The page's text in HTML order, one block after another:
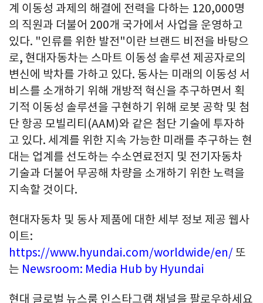
계 이동성 과제의 해결에 전력을 다하는 120,000명
의 직원과 더불어 200개 국가에서 사업을 운영하고
있다. "인류를 위한 발전"이란 브랜드 비전을 바탕으
로, 현대자동차는 스마트 이동성 솔루션 제공자로의
변신에 박차를 가하고 있다. 동사는 미래의 이동성 서
비스를 소개하기 위해 개방적 혁신을 추구하면서 획
기적 이동성 솔루션을 구현하기 위해 로봇 공학 및 첨
단 항공 모빌리티(AAM)와 같은 첨단 기술에 투자하
고 있다. 세계를 위한 지속 가능한 미래를 추구하는 현
대는 업계를 선도하는 수소연료전지 및 전기자동차
기술과 더불어 무공해 차량을 소개하기 위한 노력을
지속할 것이다.
현대자동차 및 동사 제품에 대한 세부 정보 제공 웹사
이트:
https://www.hyundai.com/worldwide/en/ 또
는 Newsroom: Media Hub by Hyundai
현대 글로벌 뉴스룸 인스타그램 채널을 팔로우하세요